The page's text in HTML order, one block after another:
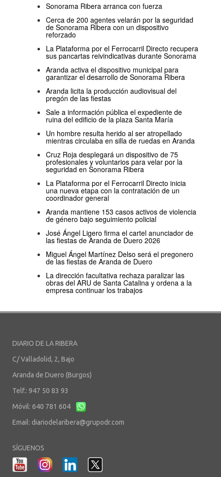
Sonorama Ribera arranca con fuerza
Cerca de 200 agentes velarán por la seguridad
de Sonorama Ribera con un dispositivo
reforzado
La Plataforma por el Ferrocarril Directo recupera
sus pancartas reivindicativas durante Sonorama
Aranda activa el dispositivo municipal para
garantizar el desarrollo de Sonorama Ribera
Aranda licita la producción audiovisual del
pregón de las fiestas
Sale a información pública el expediente de
ruina del edificio de la plaza Santa María
Un hombre resulta herido al ser atropellado
mientras circulaba en silla de ruedas en Aranda
Cruz Roja desplegará un dispositivo de 75
profesionales y voluntarios para velar por la
seguridad en Sonorama Ribera
La Plataforma por el Ferrocarril Directo inicia
una nueva etapa con la contratación de un
coordinador general
Aranda mantiene 153 casos activos de violencia
de género bajo seguimiento policial
José Ángel Ligero firma el cartel anunciador de
las fiestas de Aranda de Duero 2026
Miguel Ángel Martínez Delso será el pregonero
de las fiestas de Aranda de Duero
La dirección facultativa rechaza paralizar las
obras del ARU de Santa Catalina y ordena a la
empresa continuar los trabajos
DIARIO DE LA RIBERA
C/ Valladolid, 2, Bajo
Aranda de Duero (Burgos)
Telf.: 947 50 83 93
Móvil: 640 781 604
Email: diariodelaribera@grupodr.com
SÍGUENOS